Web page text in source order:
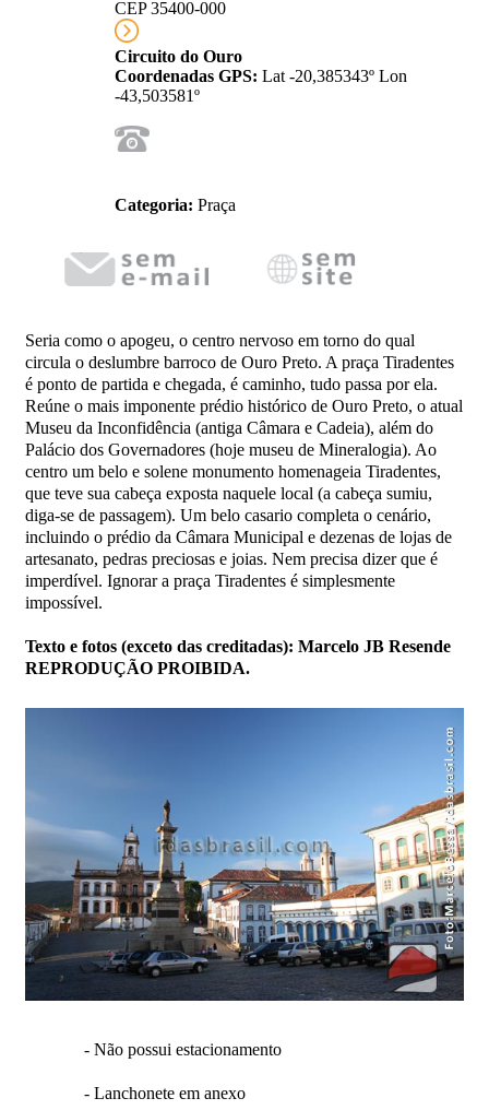
CEP 35400-000
Circuito do Ouro
Coordenadas GPS: Lat -20,385343º Lon
-43,503581º
Categoria: Praça
Seria como o apogeu, o centro nervoso em torno do qual
circula o deslumbre barroco de Ouro Preto. A praça Tiradentes
é ponto de partida e chegada, é caminho, tudo passa por ela.
Reúne o mais imponente prédio histórico de Ouro Preto, o atual
Museu da Inconfidência (antiga Câmara e Cadeia), além do
Palácio dos Governadores (hoje museu de Mineralogia). Ao
centro um belo e solene monumento homenageia Tiradentes,
que teve sua cabeça exposta naquele local (a cabeça sumiu,
diga-se de passagem). Um belo casario completa o cenário,
incluindo o prédio da Câmara Municipal e dezenas de lojas de
artesanato, pedras preciosas e joias. Nem precisa dizer que é
imperdível. Ignorar a praça Tiradentes é simplesmente
impossível.
Texto e fotos (exceto das creditadas): Marcelo JB Resende
REPRODUÇÃO PROIBIDA.
- Não possui estacionamento
- Lanchonete em anexo